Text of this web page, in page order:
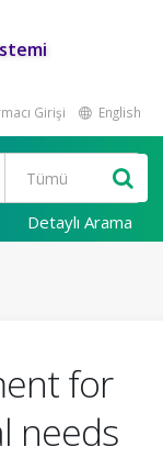
Girişi English
Detaylı Arama
for
needs